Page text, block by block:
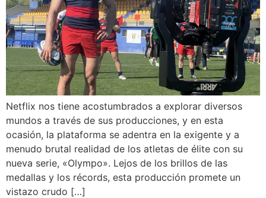
Netflix nos tiene acostumbrados a explorar diversos
mundos a través de sus producciones, y en esta
ocasión, la plataforma se adentra en la exigente y a
menudo brutal realidad de los atletas de élite con su
nueva serie, «Olympo». Lejos de los brillos de las
medallas y los récords, esta producción promete un
vistazo crudo […]